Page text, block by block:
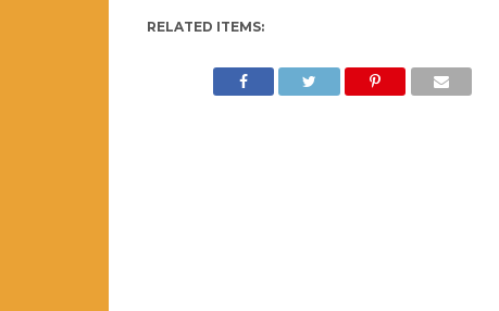
RELATED ITEMS: